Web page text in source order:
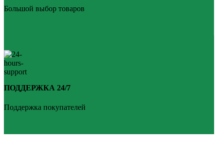
Большой выбор товаров
ПОДДЕРЖКА 24/7
Поддержка покупателей